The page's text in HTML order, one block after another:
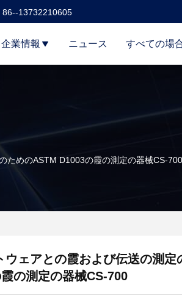
86--13732210605
企業情報 ニュース すべての場
ためのASTM D1003の霞の測定の器械CS-700
ウェアとの霞および伝送の測定
の測定の器械CS-700